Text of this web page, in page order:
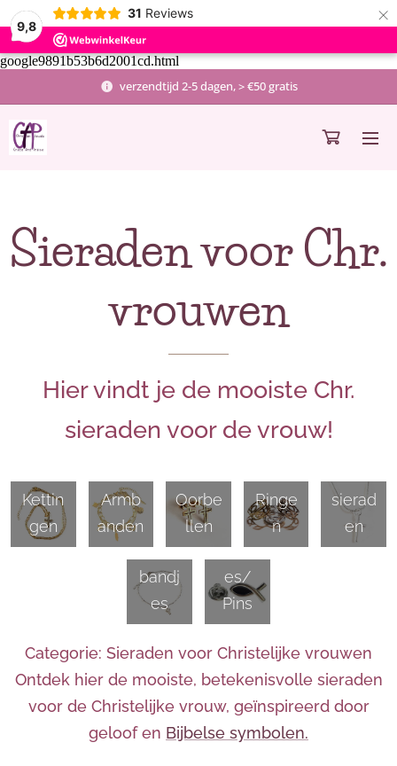
9,8
31 Reviews ×
google9891b53b6d2001cd.html
verzendtijd 2-5 dagen, > €50 gratis
Sieraden voor Chr.
vrouwen
Hier vindt je de mooiste Chr.
sieraden voor de vrouw!
Kettin
gen
Armb
anden
Oorbe
llen
Ringe
n
sierad
en
Enkel
bandj
es
Broch
es/
Pins
Categorie: Sieraden voor Christelijke vrouwen
Ontdek hier de mooiste, betekenisvolle sieraden
voor de Christelijke vrouw, geïnspireerd door
geloof en Bijbelse symbolen.